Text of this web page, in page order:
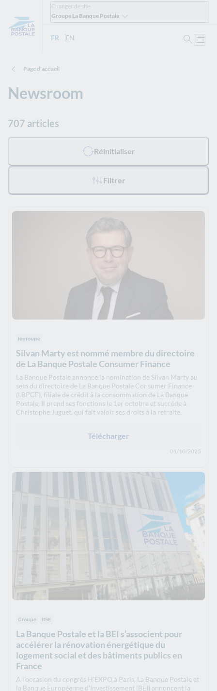
Changer de site
Groupe La Banque Postale
FR - Version française
EN
Page d'accueil
Newsroom
707 articles
Tous les filtres appliqués :
Réinitialiser
Filtrer
legroupe
Silvan Marty est nommé membre du directoire
de La Banque Postale Consumer Finance
La Banque Postale annonce la nomination de Silvan Marty au
sein du directoire de La Banque Postale Consumer Finance
(LBPCF), filiale de crédit à la consommation de La Banque
Postale. Il prend ses fonctions le 1er octobre et succède à
Christophe Juguet, qui fait valoir ses droits à la retraite.
Télécharger
01/10/2025
Groupe RSE
La Banque Postale et la BEI s’associent pour
accélérer la rénovation énergétique du
logement social et des bâtiments publics en
France
A l’occasion du congrès H’EXPO à Paris, La Banque Postale et
la Banque Européenne d’Investissement (BEI) annoncent la